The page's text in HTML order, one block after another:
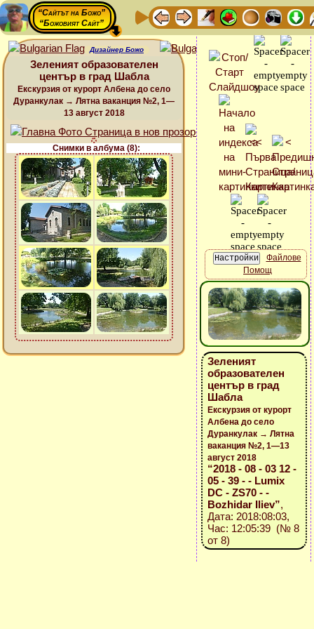
“Сайтът на Божо”
“Божовият Сайт”
Дизайнер Божо
Зеленият образователен
център в град Шабла
Екскурзия от курорт Албена до село
Дуранкулак → Лятна ваканция №2, 1—
13 август 2018
Снимки в албума (8):
Файлове
Помощ
Зеленият
образователен
център в град
Шабла
Екскурзия от курорт
Албена до село
Дуранкулак → Лятна
ваканция №2, 1—13
август 2018
“2018 - 08 - 03 12 -
05 - 39 - - Lumix
DC - ZS70 - -
Bozhidar Iliev”,
Дата: 2018:08:03,
Час: 12:05:39 (№ 8
от 8)